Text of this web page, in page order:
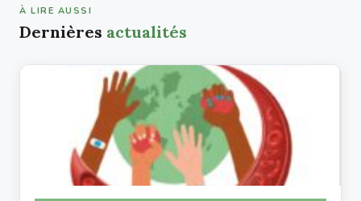
À LIRE AUSSI
Dernières actualités